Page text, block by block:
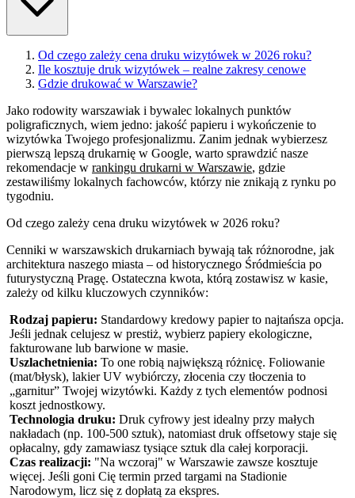
Od czego zależy cena druku wizytówek w 2026 roku?
Ile kosztuje druk wizytówek – realne zakresy cenowe
Gdzie drukować w Warszawie?
Jako rodowity warszawiak i bywalec lokalnych punktów
poligraficznych, wiem jedno: jakość papieru i wykończenie to
wizytówka Twojego profesjonalizmu. Zanim jednak wybierzesz
pierwszą lepszą drukarnię w Google, warto sprawdzić nasze
rekomendacje w rankingu drukarni w Warszawie, gdzie
zestawiliśmy lokalnych fachowców, którzy nie znikają z rynku po
tygodniu.
Od czego zależy cena druku wizytówek w 2026 roku?
Cenniki w warszawskich drukarniach bywają tak różnorodne, jak
architektura naszego miasta – od historycznego Śródmieścia po
futurystyczną Pragę. Ostateczna kwota, którą zostawisz w kasie,
zależy od kilku kluczowych czynników:
Rodzaj papieru: Standardowy kredowy papier to najtańsza opcja.
Jeśli jednak celujesz w prestiż, wybierz papiery ekologiczne,
fakturowane lub barwione w masie.
Uszlachetnienia: To one robią największą różnicę. Foliowanie
(mat/błysk), lakier UV wybiórczy, złocenia czy tłoczenia to
„garnitur” Twojej wizytówki. Każdy z tych elementów podnosi
koszt jednostkowy.
Technologia druku: Druk cyfrowy jest idealny przy małych
nakładach (np. 100-500 sztuk), natomiast druk offsetowy staje się
opłacalny, gdy zamawiasz tysiące sztuk dla całej korporacji.
Czas realizacji: "Na wczoraj" w Warszawie zawsze kosztuje
więcej. Jeśli goni Cię termin przed targami na Stadionie
Narodowym, licz się z dopłatą za ekspres.